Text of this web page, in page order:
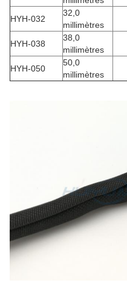
HYH-032
32,0
millimètres
HYH-038
38,0
millimètres
HYH-050
50,0
millimètres